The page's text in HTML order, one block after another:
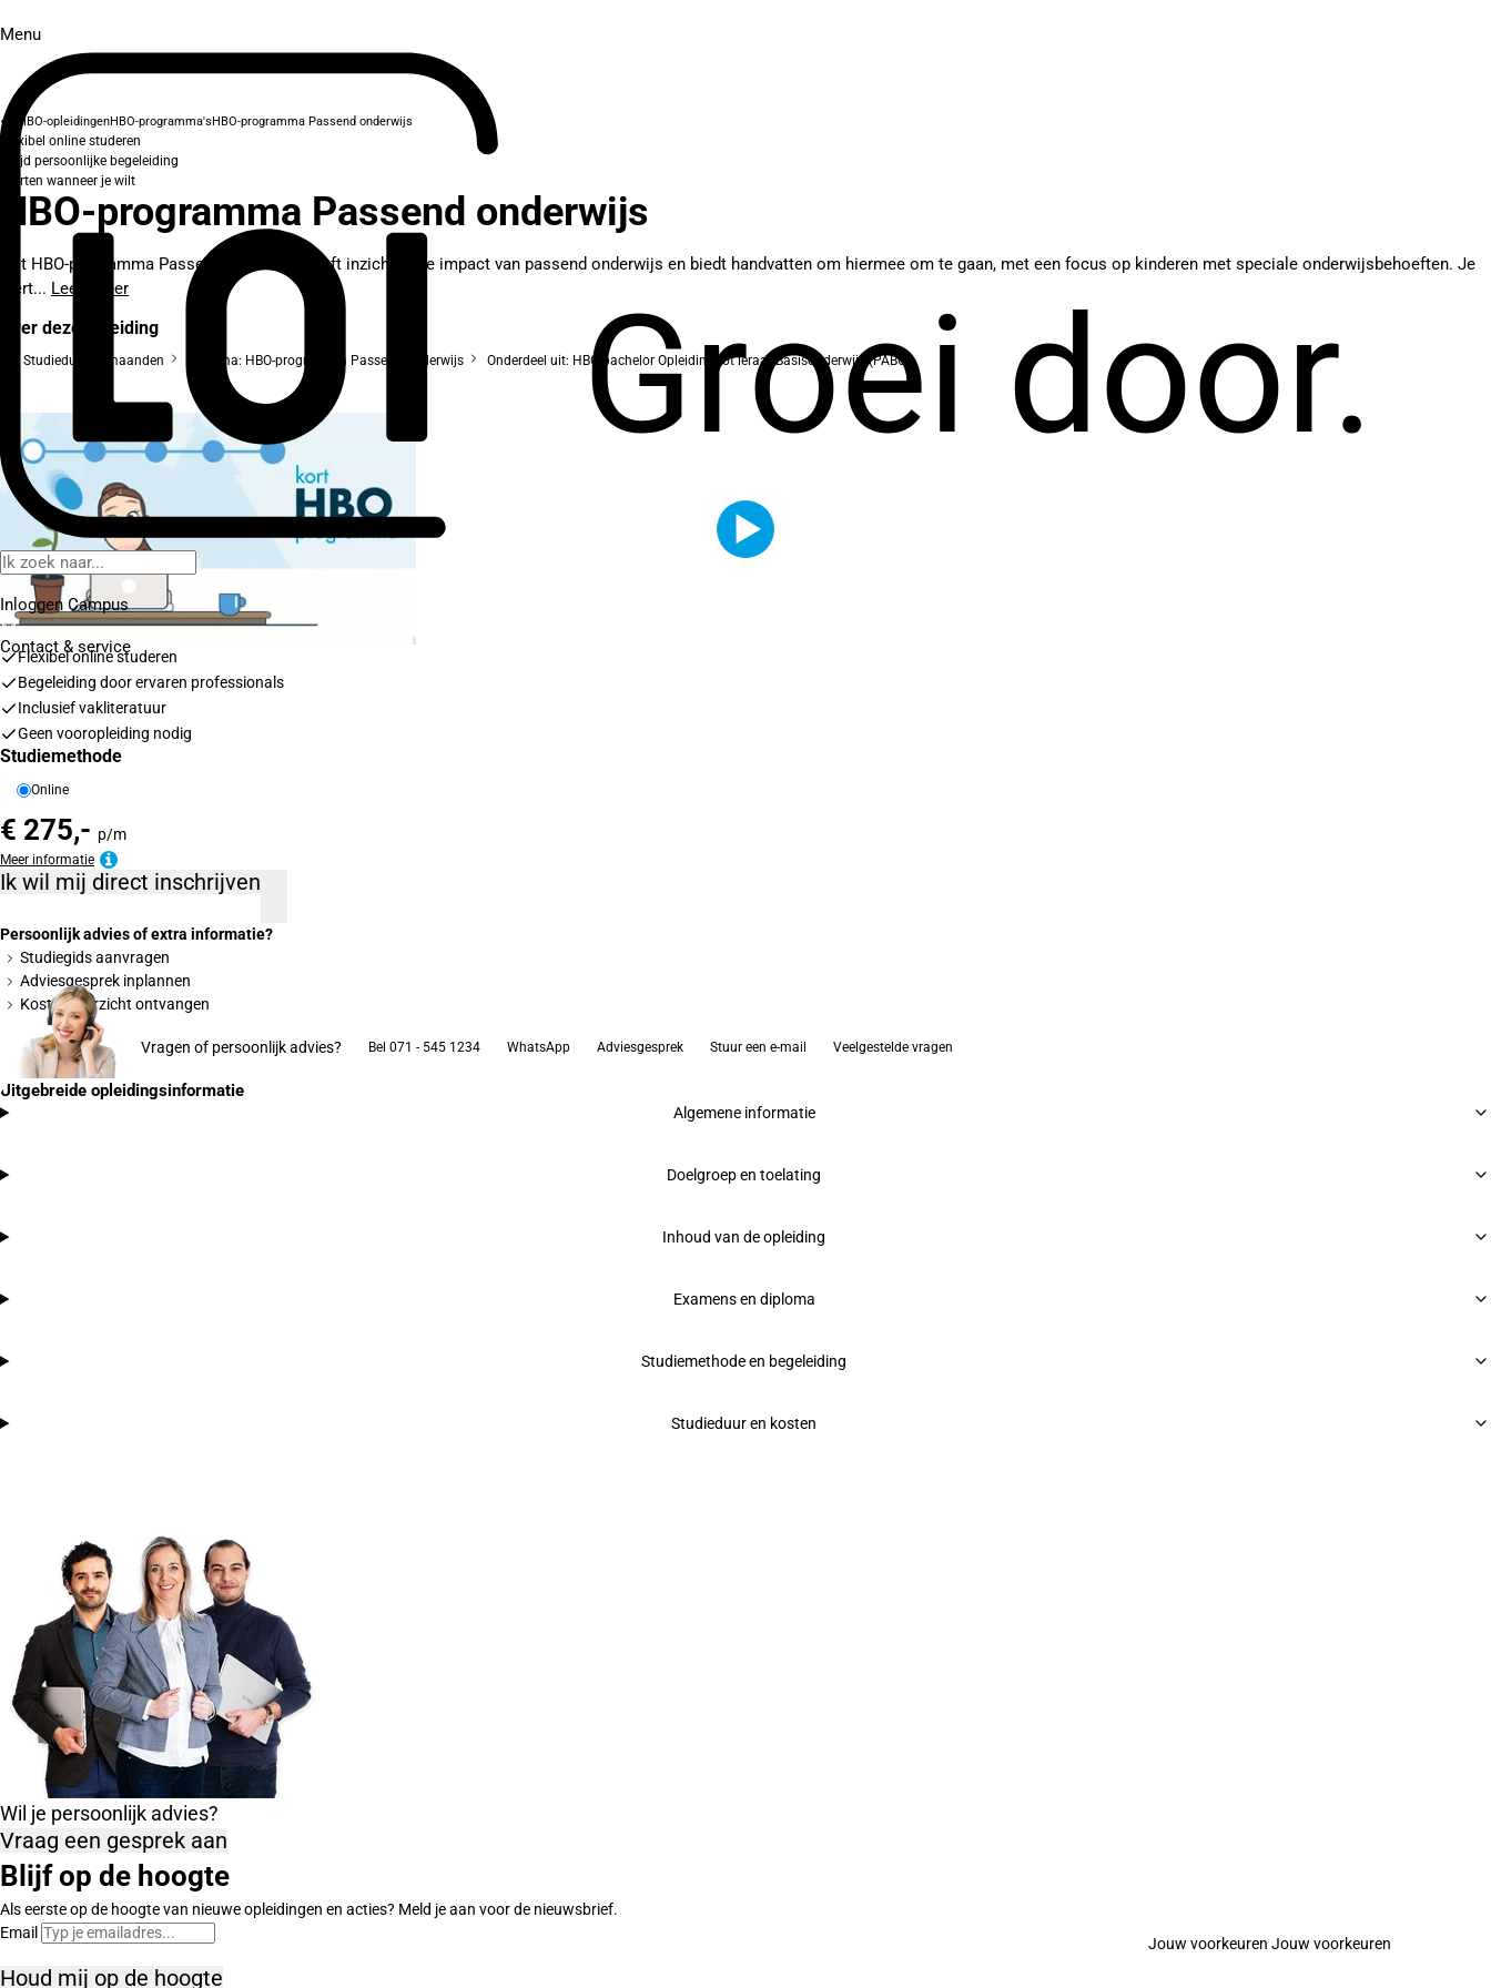
Menu
Groei door.
Inloggen Campus
Contact & service
HBO-opleidingenHBO-programma'sHBO-programma Passend onderwijs
Flexibel online studeren
Altijd persoonlijke begeleiding
Starten wanneer je wilt
HBO-programma Passend onderwijs
Het HBO-programma Passend Onderwijs geeft inzicht in de impact van passend onderwijs en biedt handvatten om hiermee om te gaan, met een focus op kinderen met speciale onderwijsbehoeften. Je
leert... Lees meer
Over deze opleiding
Studieduur: 3 maanden Diploma: HBO-programma Passend onderwijs Onderdeel uit: HBO-bachelor Opleiding tot leraar Basisonderwijs (PABO)
Flexibel online studeren
Begeleiding door ervaren professionals
Inclusief vakliteratuur
Geen vooropleiding nodig
Studiemethode
Online
€ 275,- p/m
Meer informatie
Ik wil mij direct inschrijven
Persoonlijk advies of extra informatie?
Studiegids aanvragen
Adviesgesprek inplannen
Kostenoverzicht ontvangen
Vragen of persoonlijk advies? Bel 071 - 545 1234 WhatsApp Adviesgesprek Stuur een e-mail Veelgestelde vragen
Uitgebreide opleidingsinformatie
Algemene informatie
Doelgroep en toelating
Inhoud van de opleiding
Examens en diploma
Studiemethode en begeleiding
Studieduur en kosten
Wil je persoonlijk advies?
Vraag een gesprek aan
Blijf op de hoogte
Als eerste op de hoogte van nieuwe opleidingen en acties? Meld je aan voor de nieuwsbrief.
Email
Jouw voorkeuren
Houd mij op de hoogte